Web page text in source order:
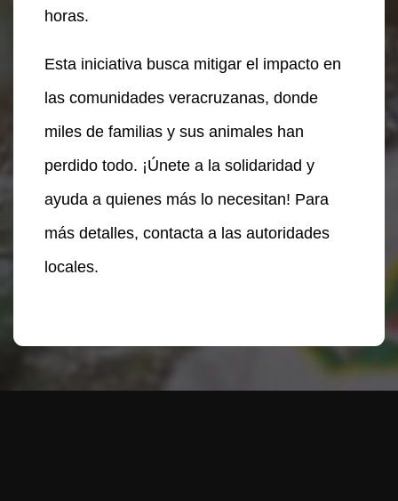
horas.
Esta iniciativa busca mitigar el impacto en
las comunidades veracruzanas, donde
miles de familias y sus animales han
perdido todo. ¡Únete a la solidaridad y
ayuda a quienes más lo necesitan! Para
más detalles, contacta a las autoridades
locales.